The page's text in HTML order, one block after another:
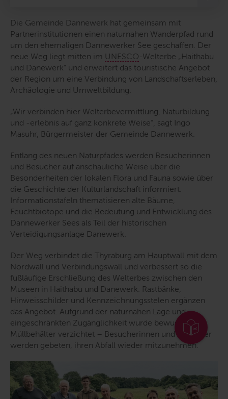
Die Gemeinde Dannewerk hat gemeinsam mit
Partnerinstitutionen einen naturnahen Wanderpfad rund
um den ehemaligen Dannewerker See geschaffen. Der
neue Weg liegt mitten im UNESCO-Welterbe „Haithabu
und Danewerk“ und erweitert das touristische Angebot
der Region um eine Verbindung von Landschaftserleben,
Archäologie und Umweltbildung.
„Wir verbinden hier Welterbevermittlung, Naturbildung
und -erlebnis auf ganz konkrete Weise“, sagt Ingo
Masuhr, Bürgermeister der Gemeinde Dannewerk.
Entlang des neuen Naturpfades werden Besucherinnen
und Besucher auf anschauliche Weise über die
Besonderheiten der lokalen Flora und Fauna sowie über
die Geschichte der Kulturlandschaft informiert.
Informationstafeln thematisieren alte Bäume,
Feuchtbiotope und die Bedeutung und Entwicklung des
Dannewerker Sees als Teil der historischen
Verteidigungsanlage Danewerk.
Der Weg verbindet die Thyraburg am Hauptwall mit dem
Nordwall und Verbindungswall und verbessert so die
fußläufige Erschließung des Welterbes zwischen den
Museen in Haithabu und Danewerk. Rastbänke,
Hinweisschilder und Kennzeichnungsstelen ergänzen
das Angebot. Aufgrund der naturnahen Lage und
eingeschränkten Zugänglichkeit wurde bewusst auf
Müllbehälter verzichtet – Besucherinnen und Besucher
werden gebeten, ihren Abfall wieder mitzunehmen.